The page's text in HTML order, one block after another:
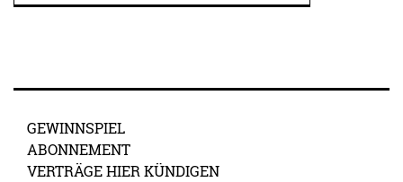
GEWINNSPIEL
ABONNEMENT
VERTRÄGE HIER KÜNDIGEN